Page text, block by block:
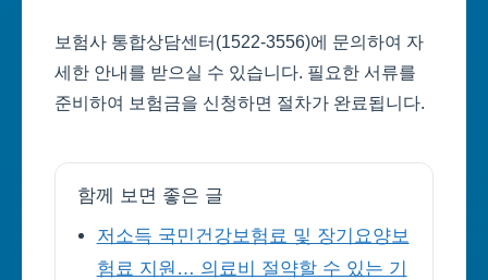
보험사 통합상담센터(1522-3556)에 문의하여 자
세한 안내를 받으실 수 있습니다. 필요한 서류를
준비하여 보험금을 신청하면 절차가 완료됩니다.
함께 보면 좋은 글
저소득 국민건강보험료 및 장기요양보
험료 지원… 의료비 절약할 수 있는 기